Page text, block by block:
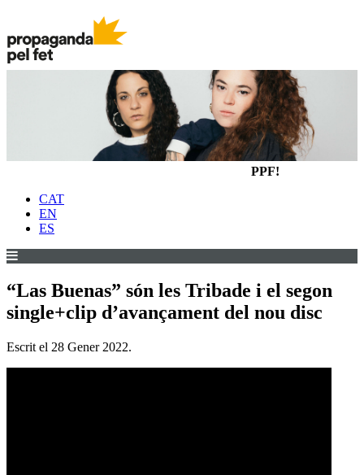
PPF!
CAT
EN
ES
“Las Buenas” són les Tribade i el segon
single+clip d’avançament del nou disc
Escrit el 28 Gener 2022.